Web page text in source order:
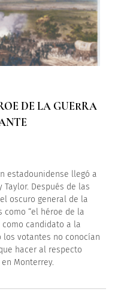
DE LA GUERRA
estadounidense llegó a
Después de las
oscuro general de la
“el héroe de la
como candidato a la
los votantes no conocían
hacer al respecto
Monterrey.